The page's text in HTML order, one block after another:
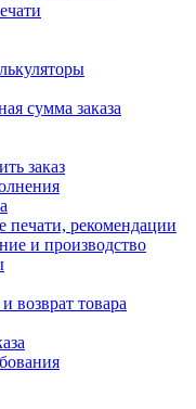
сумма заказа
заказ
печати, рекомендации
и производство
возврат товара